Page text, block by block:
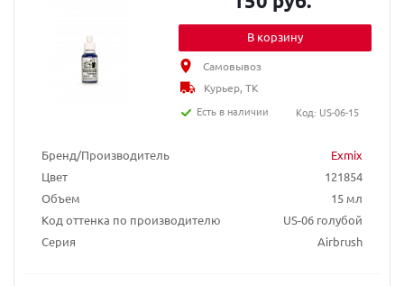
Бренд/Производитель
Exmix
Цвет
121854
Объем
15 мл
Код оттенка по производителю
US-06 голубой
Серия
Airbrush
В корзину
Самовывоз
Курьер, ТК
Есть в наличии
Код: US-06-15